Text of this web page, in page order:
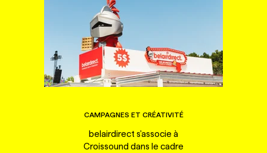
CAMPAGNES ET CRÉATIVITÉ
belairdirect s'associe à
Croissound dans le cadre